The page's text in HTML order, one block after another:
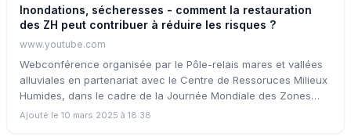
Inondations, sécheresses - comment la restauration
des ZH peut contribuer à réduire les risques ?
www.youtube.com
Webconférence organisée par le Pôle-relais mares et vallées
alluviales en partenariat avec le Centre de Ressoruces Milieux
Humides, dans le cadre de la Journée Mondiale des Zones
Humides (JMZH) 2025.
Ajouté le 10 mars 2025 à 18:38